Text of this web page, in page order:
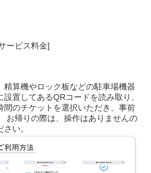
ービス料金]
算機やロック板などの駐車場機器
置してあるQRコードを読み取り、
間のチケットを選択いただき、事前
お帰りの際は、操作はありませんの
い。